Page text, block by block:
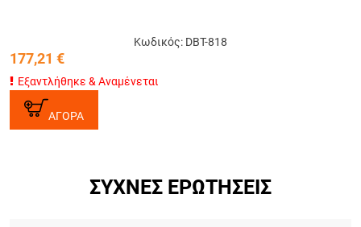
Κωδικός: DBT-818
177,21 €
Εξαντλήθηκε & Αναμένεται
ΑΓΟΡΑ
ΣΥΧΝΈΣ ΕΡΩΤΉΣΕΙΣ